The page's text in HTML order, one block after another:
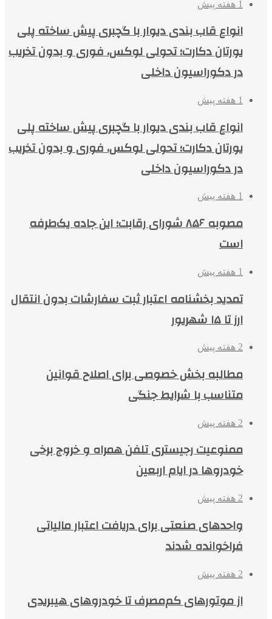
1 هفته پیش
انواع قاب بندی دیوار با گچبری پیش ساخته پلی
یورتان دکارت؛ تحولی لوکس، فوری و بدون تخریب
در دکوراسیون داخلی
1 هفته پیش
انواع قاب بندی دیوار با گچبری پیش ساخته پلی
یورتان دکارت؛ تحولی لوکس، فوری و بدون تخریب
در دکوراسیون داخلی
1 هفته پیش
مصوبه ۸۵۶ شورای رقابت؛ این جاده یک‌طرفه
است
1 هفته پیش
تمدید بخشنامه اعتبار ثبت سفارشات بدون انتقال
ارز تا ۱۵ شهریور
2 هفته پیش
مطالبه بخش خصوصی برای اصلاح قوانین
متناسب با شرایط جنگی
2 هفته پیش
ممنوعیت رجیستری تلفن همراه و خروج برخی
خودروها در ایام اربعین
2 هفته پیش
واحدهای صنعتی برای دریافت اعتبار مالیاتی
فراخوانده شدند
2 هفته پیش
از موتورهای کم‌مصرف تا خودروهای هیبریدی